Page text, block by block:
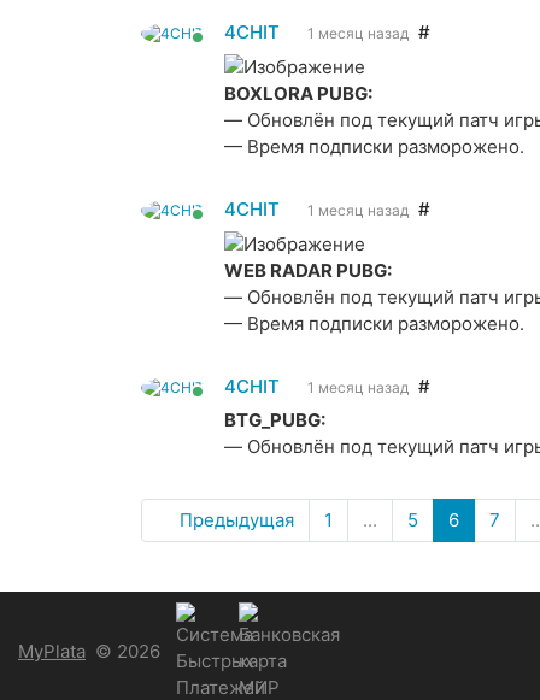
4CHIT 1 месяц назад #
BOXLORA PUBG:
— Обновлён под текущий патч
— Время подписки разморожено.
4CHIT 1 месяц назад #
WEB RADAR PUBG:
— Обновлён под текущий патч
— Время подписки разморожено.
4CHIT 1 месяц назад #
BTG_PUBG:
— Обновлён под текущий патч
Предыдущая 1 ... 5 6 7
MyPlata © 2026